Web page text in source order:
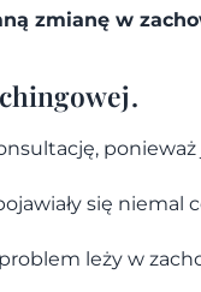
zmianę w
się niemal
leży w